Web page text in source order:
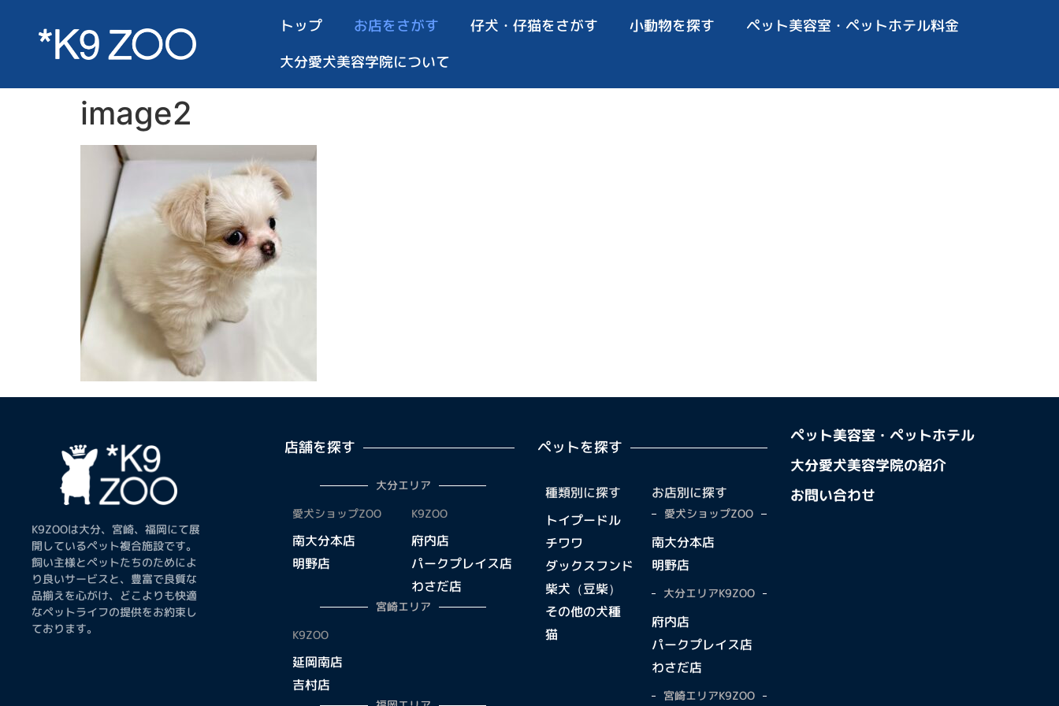
トップ お店をさがす 仔犬・仔猫をさがす 小動物を探す
ペット美容室・ペットホテル料金
大分愛犬美容学院について
image2
K9ZOOは大分、宮崎、福岡にて展
開しているペット複合施設です。
飼い主様とペットたちのためによ
り良いサービスと、豊富で良質な
品揃えを心がけ、どこよりも快適
なペットライフの提供をお約束し
ております。
店舗を探す
大分エリア
愛犬ショップZOO
南大分本店
明野店
K9ZOO
府内店
パークプレイス店
わさだ店
宮崎エリア
K9ZOO
延岡南店
吉村店
ペットを探す
種類別に探す
トイプードル
チワワ
ダックスフンド
柴犬（豆柴）
その他の犬種
猫
お店別に探す
愛犬ショップZOO
南大分本店
明野店
大分エリアK9ZOO
府内店
パークプレイス店
わさだ店
宮崎エリアK9ZOO
ペット美容室・ペットホテル
大分愛犬美容学院の紹介
お問い合わせ